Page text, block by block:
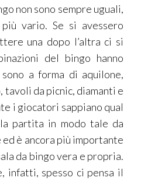
non sono sempre uguali,
vario. Se si avessero
una dopo l’altra ci si
del bingo hanno
a forma di aquilone,
da picnic, diamanti e
i giocatori sappiano qual
partita in modo tale da
è ancora più importante
da bingo vera e propria.
infatti, spesso ci pensa il